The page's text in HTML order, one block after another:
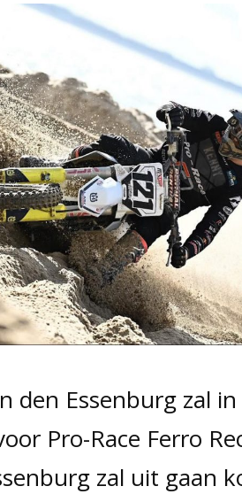
den Essenburg zal
Pro-Race Ferro
zal uit gaan